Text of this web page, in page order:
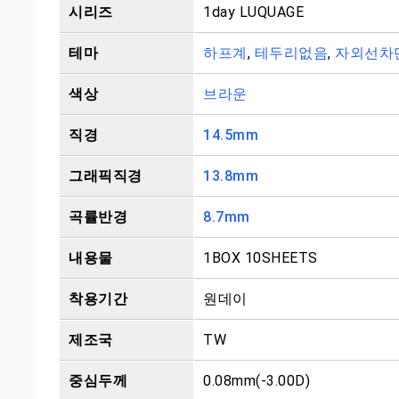
시리즈 1day LUQUAGE
테마 하프계, 테두리없음, 자외선차
색상 브라운
직경 14.5mm
그래픽직경 13.8mm
곡률반경 8.7mm
내용물 1BOX 10SHEETS
착용기간 원데이
제조국 TW
중심두께 0.08mm(-3.00D)